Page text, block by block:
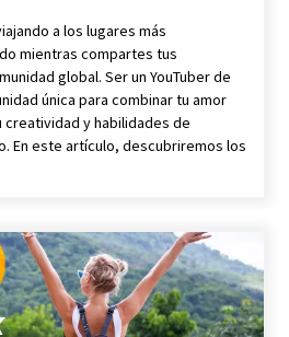
a los lugares más
mientras compartes tus
global. Ser un YouTuber de
única para combinar tu amor
y habilidades de
En este artículo, descubriremos los